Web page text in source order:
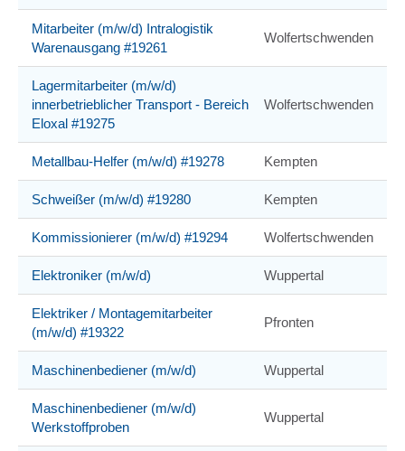
Mitarbeiter (m/w/d) Intralogistik
Warenausgang #19261
Wolfertschwenden
Lagermitarbeiter (m/w/d)
innerbetrieblicher Transport - Bereich
Eloxal #19275
Wolfertschwenden
Metallbau-Helfer (m/w/d) #19278 Kempten
Schweißer (m/w/d) #19280 Kempten
Kommissionierer (m/w/d) #19294 Wolfertschwenden
Elektroniker (m/w/d) Wuppertal
Elektriker / Montagemitarbeiter
(m/w/d) #19322
Pfronten
Maschinenbediener (m/w/d) Wuppertal
Maschinenbediener (m/w/d)
Werkstoffproben
Wuppertal